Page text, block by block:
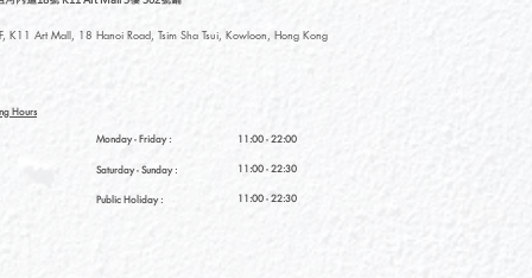
11:00 - 22:00
11:00 - 22:30
11:00 - 22:30
K11 Art Mall, 18 Hanoi Road, Tsim Sha Tsui, Kowloon, Hong Kong
Hours
Monday - Friday :
Saturday- Sunday :
Public Holiday :